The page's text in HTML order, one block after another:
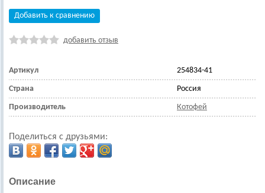
Добавить к сравнению
добавить отзыв
Артикул 254834-41
Страна Россия
Производитель Котофей
Поделиться с друзьями:
Описание